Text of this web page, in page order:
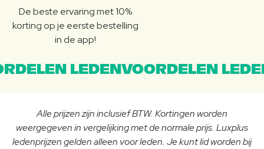
De beste ervaring met 10%
korting op je eerste bestelling
in de app!
LEDENVOORDELEN
Alle prijzen zijn inclusief BTW. Kortingen worden
weergegeven in vergelijking met de normale prijs. Luxplus
ledenprijzen gelden alleen voor leden. Je kunt lid worden bij